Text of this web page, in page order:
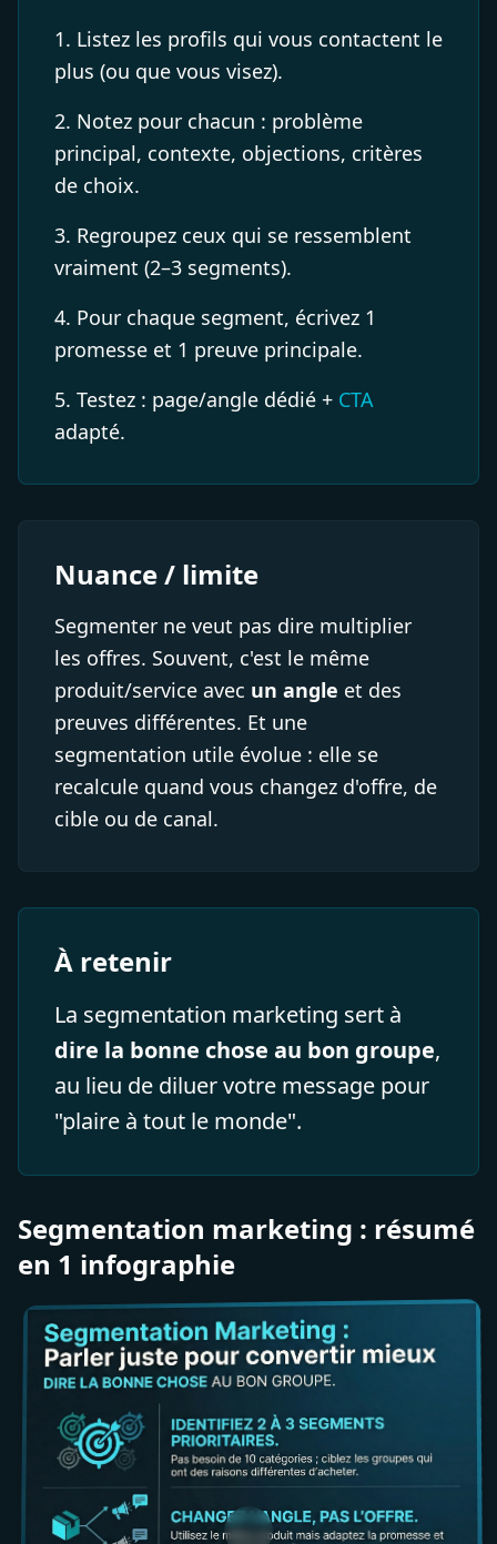
Listez les profils qui vous contactent le
plus (ou que vous visez).
Notez pour chacun : problème
principal, contexte, objections, critères
de choix.
Regroupez ceux qui se ressemblent
vraiment (2–3 segments).
Pour chaque segment, écrivez 1
promesse et 1 preuve principale.
Testez : page/angle dédié + CTA
adapté.
Nuance / limite
Segmenter ne veut pas dire multiplier
les offres. Souvent, c'est le même
produit/service avec un angle et des
preuves différentes. Et une
segmentation utile évolue : elle se
recalcule quand vous changez d'offre, de
cible ou de canal.
À retenir
La segmentation marketing sert à
dire la bonne chose au bon groupe,
au lieu de diluer votre message pour
"plaire à tout le monde".
Segmentation marketing : résumé
en 1 infographie